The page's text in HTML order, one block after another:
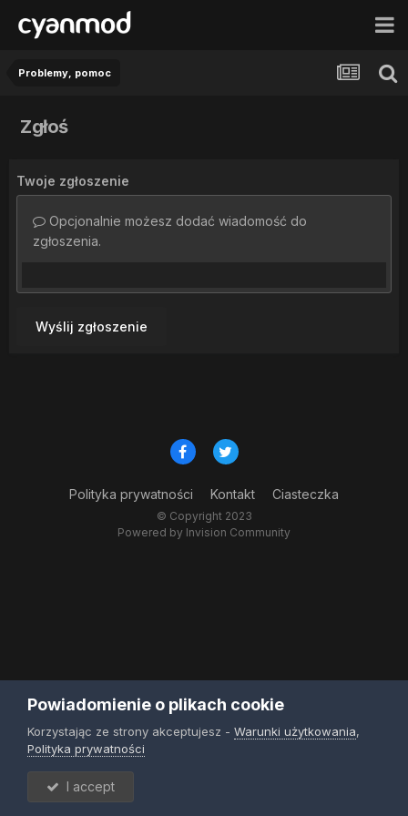
Problemy, pomoc
Zgłoś
Twoje zgłoszenie
Opcjonalnie możesz dodać wiadomość do
zgłoszenia.
Wyślij zgłoszenie
Polityka prywatności Kontakt Ciasteczka
© Copyright 2023
Powered by Invision Community
Powiadomienie o plikach cookie
Korzystając ze strony akceptujesz - Warunki użytkowania,
Polityka prywatności
I accept